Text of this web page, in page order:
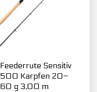
Feederrute Sensitiv
500 Karpfen 20–
60 g 3,00 m